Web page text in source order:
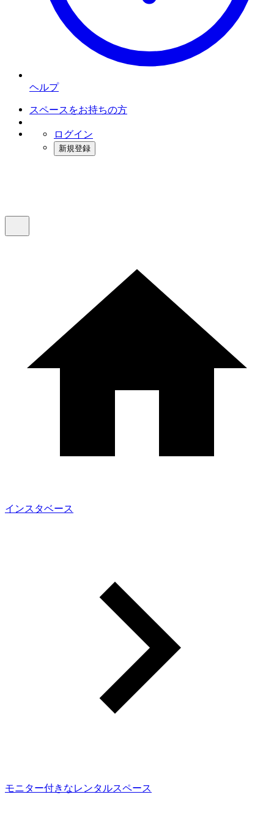
ヘルプ
スペースをお持ちの方
ログイン
新規登録
インスタベース
モニター付きなレンタルスペース